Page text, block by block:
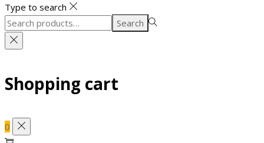
Type to search
Search
for:>
Search
Shopping cart
0